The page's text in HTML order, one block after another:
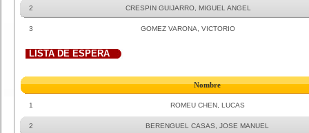
2 CRESPIN GUIJARRO, MIGUEL ANGEL
3 GOMEZ VARONA, VICTORIO
LISTA DE ESPERA
Nombre
1 ROMEU CHEN, LUCAS
2 BERENGUEL CASAS, JOSE MANUEL